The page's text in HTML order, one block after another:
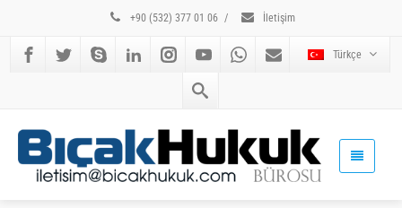
+90 (532) 377 01 06 / İletişim
Türkçe